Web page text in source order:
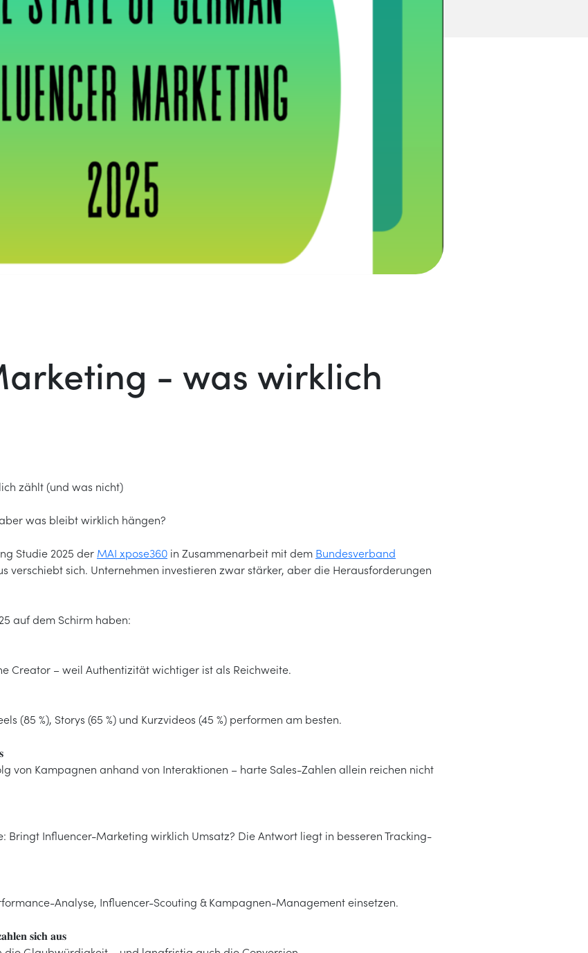
- was wirklich
zählt (und was nicht)
was bleibt wirklich hängen?
Studie 2025 der MAI xpose360 in Zusammenarbeit mit dem Bundesverband
verschiebt sich. Unternehmen investieren zwar stärker, aber die Herausforderungen
auf dem Schirm haben:
Creator – weil Authentizität wichtiger ist als Reichweite.
(85 %), Storys (65 %) und Kurzvideos (45 %) performen am besten.
von Kampagnen anhand von Interaktionen – harte Sales-Zahlen allein reichen nicht
Bringt Influencer-Marketing wirklich Umsatz? Die Antwort liegt in besseren Tracking-
Analyse, Influencer-Scouting & Kampagnen-Management einsetzen.
𝐬𝐢𝐜𝐡 𝐚𝐮𝐬